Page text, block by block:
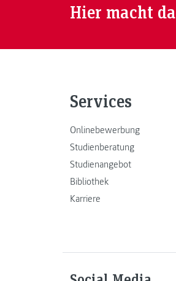
Hier macht
Services
Onlinebewerbung
Studienberatung
Studienangebot
Bibliothek
Karriere